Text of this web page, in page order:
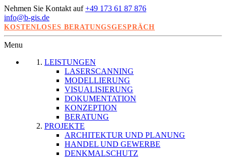
Nehmen Sie Kontakt auf+49 173 61 87 876
info@b-gis.de
KOSTENLOSES BERATUNGSGESPRÄCH
Menu
LEISTUNGEN
LASERSCANNING
MODELLIERUNG
VISUALISIERUNG
DOKUMENTATION
KONZEPTION
BERATUNG
PROJEKTE
ARCHITEKTUR UND PLANUNG
HANDEL UND GEWERBE
DENKMALSCHUTZ